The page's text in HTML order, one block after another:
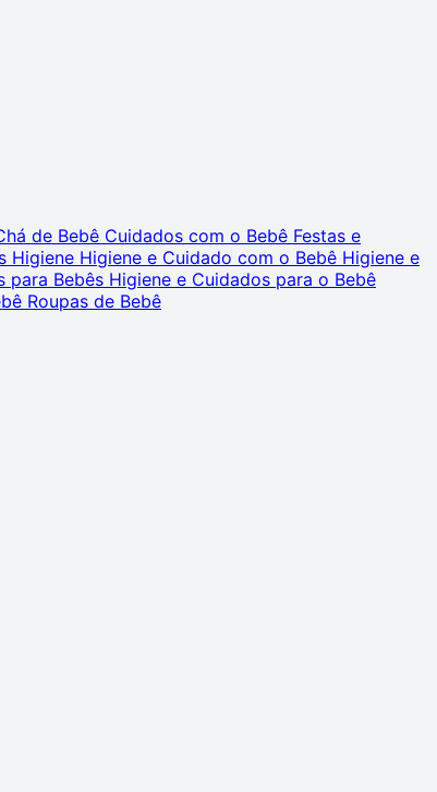
de Bebê Cuidados com o Bebê Festas e
Higiene Higiene e Cuidado com o Bebê Higiene e
para Bebês Higiene e Cuidados para o Bebê
Roupas de Bebê